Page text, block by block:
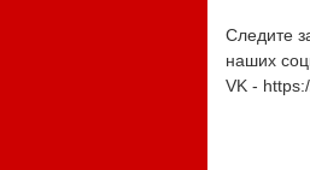
Следите
наших
VK -